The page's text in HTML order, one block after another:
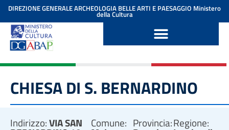
contenuto
DIREZIONE GENERALE ARCHEOLOGIA BELLE ARTI E PAESAGGIO Ministero
della Cultura
CHIESA DI S. BERNARDINO
Indirizzo:VIA SAN Comune: Provincia:Regione: